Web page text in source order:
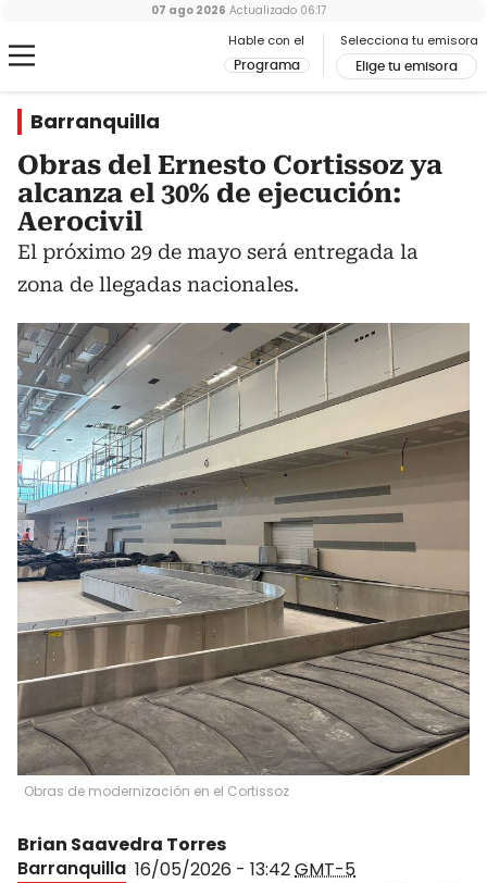
Hable con el
Programa
Selecciona tu emisora
Elige tu emisora
07 ago 2026 Actualizado 06:17
Barranquilla
Obras del Ernesto Cortissoz ya
alcanza el 30% de ejecución:
Aerocivil
El próximo 29 de mayo será entregada la
zona de llegadas nacionales.
Obras de modernización en el Cortissoz
Brian Saavedra Torres
Barranquilla 16/05/2026 - 13:42GMT-5